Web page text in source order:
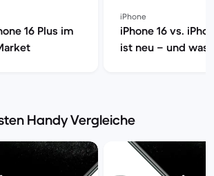
16 Plus im
iPhone
iPhone 16 vs.
ist neu – und was
Handy Vergleiche